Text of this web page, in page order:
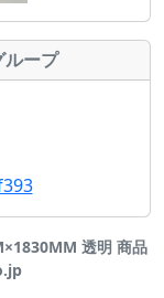
ループ
透明 商品